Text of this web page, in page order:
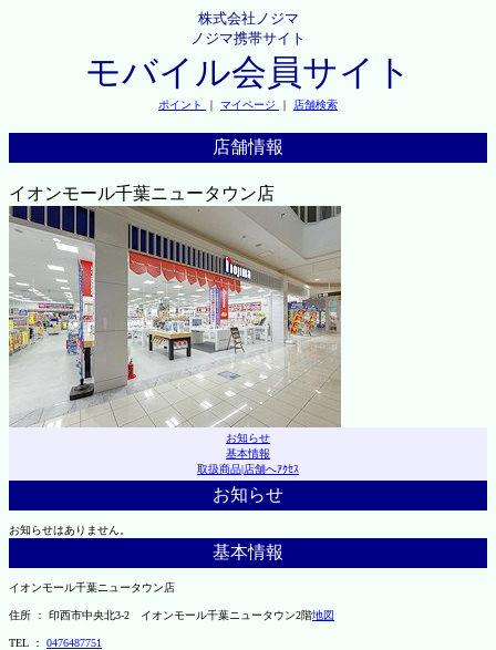
株式会社ノジマ
ノジマ携帯サイト
モバイル会員サイト
ポイント ｜ マイページ ｜ 店舗検索
店舗情報
イオンモール千葉ニュータウン店
お知らせ
基本情報
取扱商品|店舗へｱｸｾｽ
お知らせ
お知らせはありません。
基本情報
イオンモール千葉ニュータウン店
住所 ： 印西市中央北3-2 イオンモール千葉ニュータウン2階地図
TEL ： 0476487751